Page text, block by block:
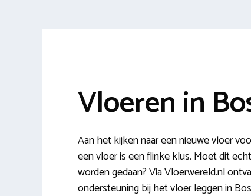
Vloeren in
Aan het kijken naar een nieuwe vloer
een vloer is een flinke klus. Moet dit
worden gedaan? Via Vloerwereld.nl
ondersteuning bij het vloer leggen in